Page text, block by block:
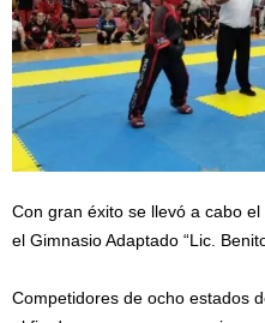
Con gran éxito se llevó a cabo
el Gimnasio Adaptado “Lic.
Competidores de ocho estados